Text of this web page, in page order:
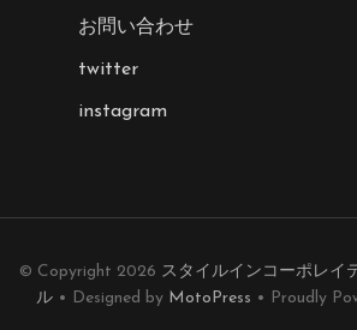
お問い合わせ
twitter
instagram
© Copyright 2026 スタイルインコーポレイ
ル• Designed by MotoPress • Proudly